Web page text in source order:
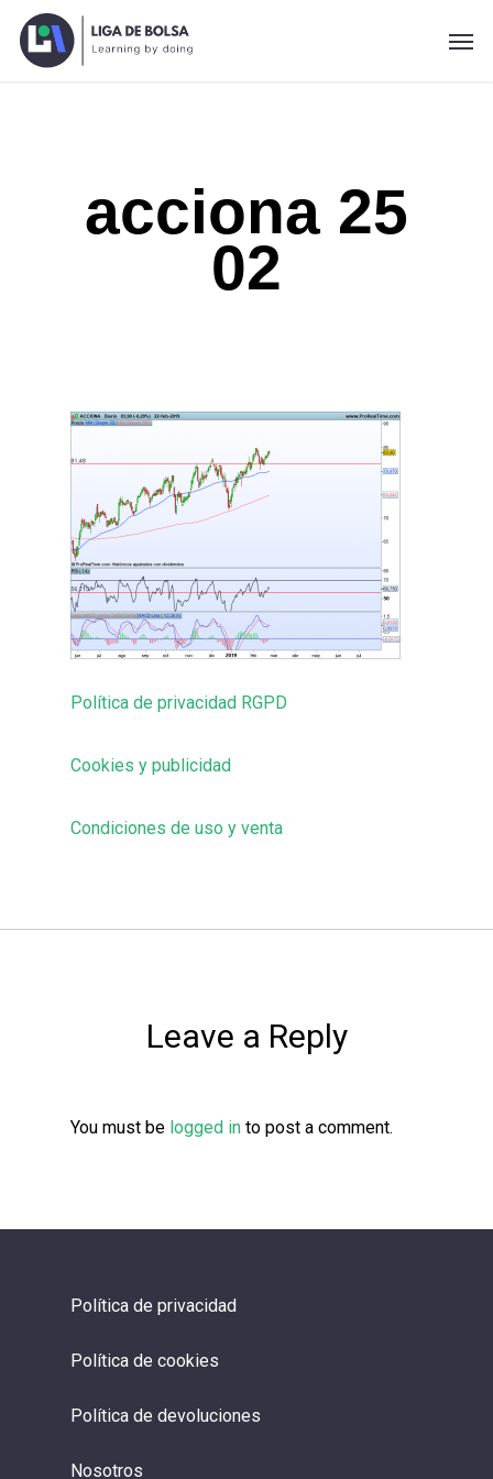
Skip
acciona 25
02
Política de privacidad RGPD
Cookies y publicidad
Condiciones de uso y venta
Leave a Reply
You must be logged in to post a comment.
Política de privacidad
Política de cookies
Política de devoluciones
Nosotros